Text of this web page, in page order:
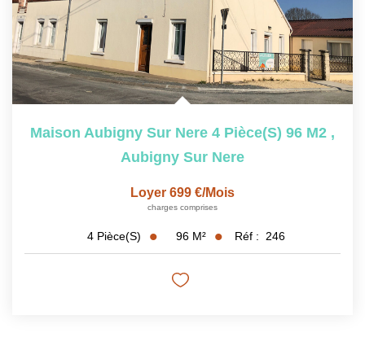
Maison Aubigny Sur Nere 4 Pièce(s) 96 M2 ,
Aubigny Sur Nere
Loyer 699 €/mois
charges comprises
4 Pièce(s) 96 M² Réf : 246